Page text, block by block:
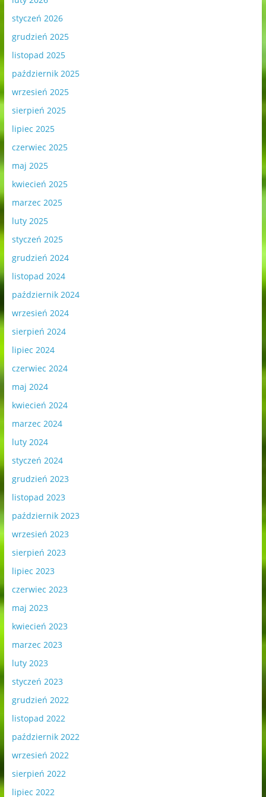
styczeń 2026
grudzień 2025
listopad 2025
październik 2025
wrzesień 2025
sierpień 2025
lipiec 2025
czerwiec 2025
maj 2025
kwiecień 2025
marzec 2025
luty 2025
styczeń 2025
grudzień 2024
listopad 2024
październik 2024
wrzesień 2024
sierpień 2024
lipiec 2024
czerwiec 2024
maj 2024
kwiecień 2024
marzec 2024
luty 2024
styczeń 2024
grudzień 2023
listopad 2023
październik 2023
wrzesień 2023
sierpień 2023
lipiec 2023
czerwiec 2023
maj 2023
kwiecień 2023
marzec 2023
luty 2023
styczeń 2023
grudzień 2022
listopad 2022
październik 2022
wrzesień 2022
sierpień 2022
lipiec 2022